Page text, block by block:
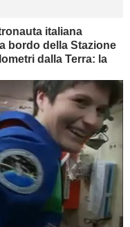
italiana
bordo della Stazione
dalla Terra: la